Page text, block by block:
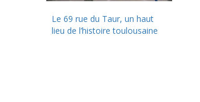
Le 69 rue du Taur, un haut
lieu de l’histoire toulousaine